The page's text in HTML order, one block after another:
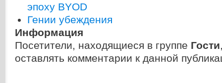
эпоху BYOD
Гении убеждения
Информация
Посетители, находящиеся в группе Гости
оставлять комментарии к данной